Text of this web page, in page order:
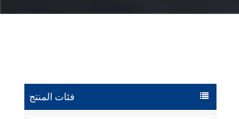
فئات المنتج